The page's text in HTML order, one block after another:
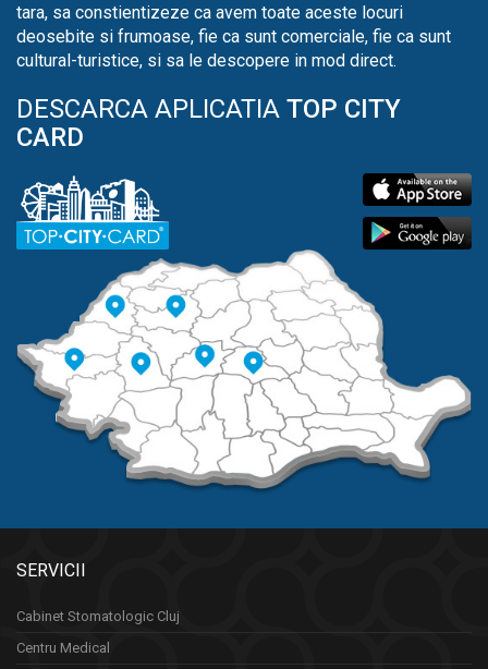
tara, sa constientizeze ca avem toate aceste locuri
deosebite si frumoase, fie ca sunt comerciale, fie ca sunt
cultural-turistice, si sa le descopere in mod direct.
DESCARCA APLICATIA TOP CITY
CARD
SERVICII
Cabinet Stomatologic Cluj
Centru Medical